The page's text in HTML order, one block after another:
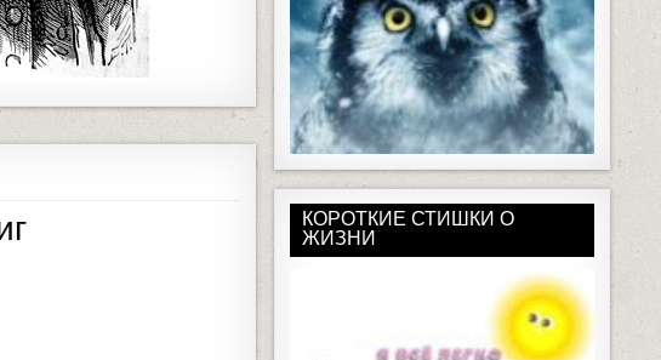
КОРОТКИЕ СТИШКИ О
ЖИЗНИ